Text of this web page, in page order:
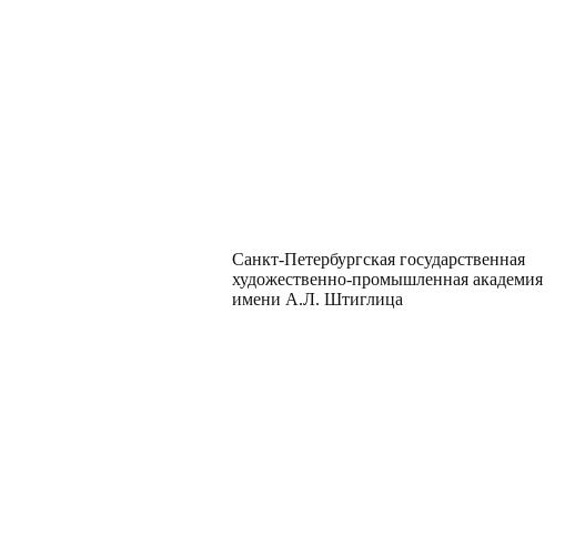
Санкт-Петербургская государственная
художественно-промышленная академия
имени А.Л. Штиглица